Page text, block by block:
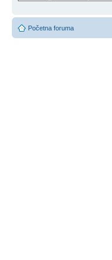
Početna foruma